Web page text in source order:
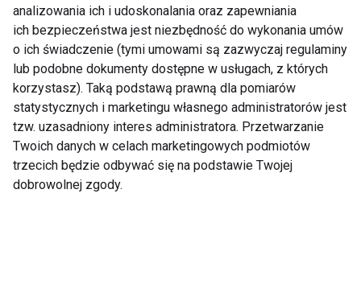
Czy życie w biegu i
zdrowe odżywianie
idą ze sobą w parze?
Jak odżywianie
wpływa na zdrowie
mentalne?
analizowania ich i udoskonalania oraz zapewniania
ich bezpieczeństwa jest niezbędność do wykonania umów
o ich świadczenie (tymi umowami są zazwyczaj regulaminy
lub podobne dokumenty dostępne w usługach, z których
korzystasz). Taką podstawą prawną dla pomiarów
statystycznych i marketingu własnego administratorów jest
tzw. uzasadniony interes administratora. Przetwarzanie
Twoich danych w celach marketingowych podmiotów
trzecich będzie odbywać się na podstawie Twojej
dobrowolnej zgody.